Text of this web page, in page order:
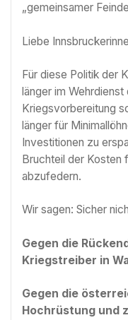
„gemeinsamer
Liebe
Für diese Politik der
länger im
Kriegsvorbereitung
länger für
Investitionen zu
Bruchteil der Kosten
abzufedern.
Wir sagen: Sicher
Gegen die
Kriegstreiber in
Gegen die
Hochrüstung und